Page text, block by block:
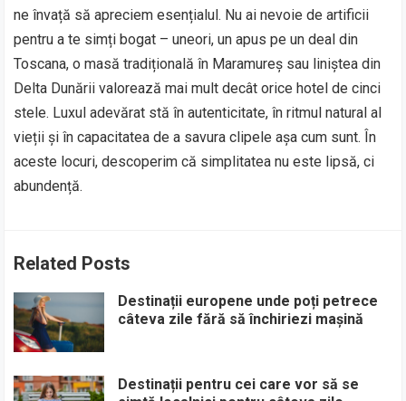
ne învață să apreciem esențialul. Nu ai nevoie de artificii
pentru a te simți bogat – uneori, un apus pe un deal din
Toscana, o masă tradițională în Maramureș sau liniștea din
Delta Dunării valorează mai mult decât orice hotel de cinci
stele. Luxul adevărat stă în autenticitate, în ritmul natural al
vieții și în capacitatea de a savura clipele așa cum sunt. În
aceste locuri, descoperim că simplitatea nu este lipsă, ci
abundență.
Related Posts
Destinații europene unde poți petrece
câteva zile fără să închiriezi mașină
Destinații pentru cei care vor să se